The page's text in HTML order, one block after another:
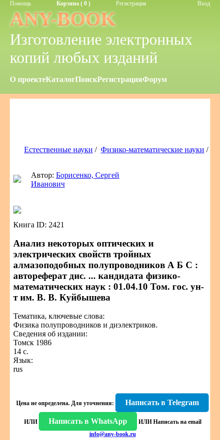
Помощь Корзина ( 0 ) Регистрация Вход
ANY-BOOK
Изготовление электронных
копий любых изданий
О проектеКаталогПоискРегистрацияФорум
Естественные науки / Физико-математические науки /
Автор: Борисенко, Сергей
Иванович
Книга ID: 2421
Анализ некоторых оптических и
электрических свойств тройных
алмазоподобных полупроводников А Б С :
автореферат дис. ... кандидата физико-
математических наук : 01.04.10 Том. гос. ун-
т им. В. В. Куйбышева
Тематика, ключевые слова:
Физика полупроводников и диэлектриков.
Сведения об издании:
Томск 1986
14 с.
Язык:
rus
Цена не определена. Для уточнения: Написать в Telegram
ИЛИ Написать в WhatsApp ИЛИ Написать на email
info@any-book.ru